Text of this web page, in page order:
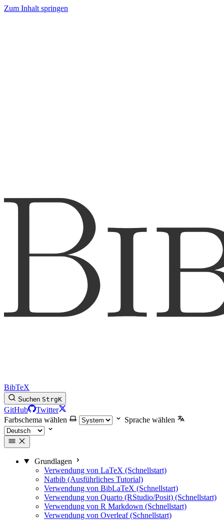
Zum Inhalt springen
BibTeX
Suchen StrgK
GitHub
Twitter
Farbschema wählen
Sprache wählen
Grundlagen
Verwendung von LaTeX (Schnellstart)
Natbib (Ausführliches Tutorial)
Verwendung von BibLaTeX (Schnellstart)
Verwendung von Quarto (RStudio/Posit) (Schnellstart)
Verwendung von R Markdown (Schnellstart)
Verwendung von Overleaf (Schnellstart)